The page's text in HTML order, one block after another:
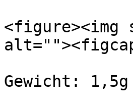
<figure><img
Gewicht: 1,5g